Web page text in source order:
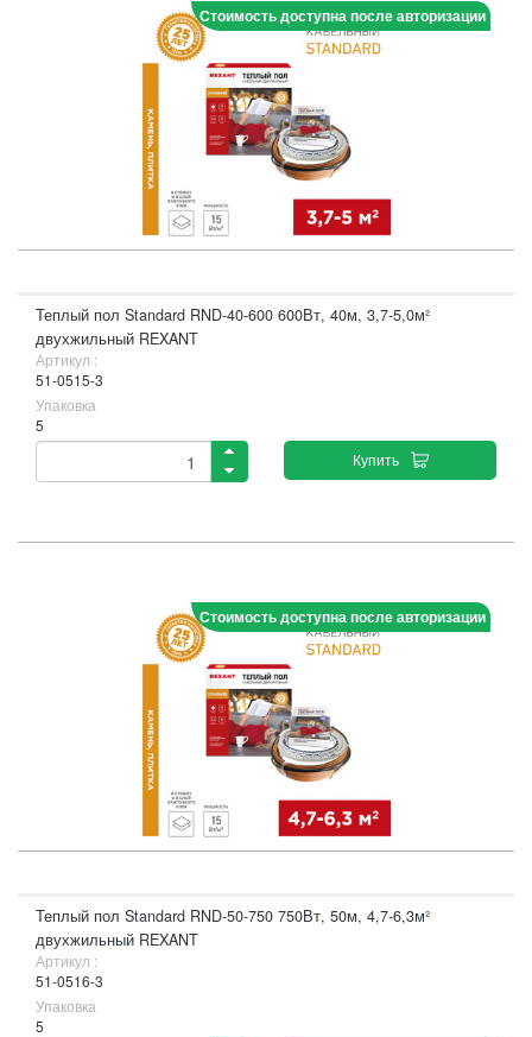
Стоимость доступна после авторизации
Теплый пол Standard RND-40-600 600Вт, 40м, 3,7-5,0м²
двухжильный REXANT
Артикул :
51-0515-3
Упаковка
5
Купить
Стоимость доступна после авторизации
Теплый пол Standard RND-50-750 750Вт, 50м, 4,7-6,3м²
двухжильный REXANT
Артикул :
51-0516-3
Упаковка
5